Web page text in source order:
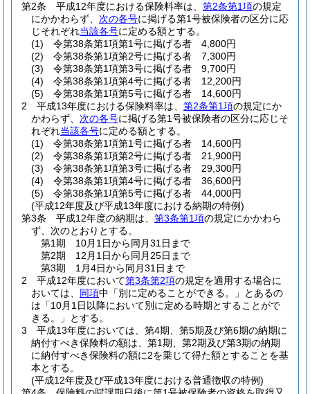
第2条
平成12年度における保険料率は、 第2条第1項の規定
にかかわらず、 次の各号に掲げる第1号被保険者の区分に応
じそれぞれ当該各号に定める額とする。
(1)
令第38条第1項第1号に掲げる者 4,800円
(2)
令第38条第1項第2号に掲げる者 7,300円
(3)
令第38条第1項第3号に掲げる者 9,700円
(4)
令第38条第1項第4号に掲げる者 12,200円
(5)
令第38条第1項第5号に掲げる者 14,600円
2
平成13年度における保険料率は、 第2条第1項の規定にか
かわらず、 次の各号に掲げる第1号被保険者の区分に応じそ
れぞれ当該各号に定める額とする。
(1)
令第38条第1項第1号に掲げる者 14,600円
(2)
令第38条第1項第2号に掲げる者 21,900円
(3)
令第38条第1項第3号に掲げる者 29,300円
(4)
令第38条第1項第4号に掲げる者 36,600円
(5)
令第38条第1項第5号に掲げる者 44,000円
(平成12年度及び平成13年度における納期の特例)
第3条
平成12年度の納期は、 第3条第1項の規定にかかわら
ず、次のとおりとする。
第1期 10月1日から同月31日まで
第2期 12月1日から同月25日まで
第3期 1月4日から同月31日まで
2
平成12年度において第3条第2項の規定を適用する場合に
おいては、 同項中「別に定めることができる。」とあるの
は「10月1日以降において別に定める時期とすることがで
きる。」とする。
3
平成13年度においては、第4期、第5期及び第6期の納期に
納付すべき保険料の額は、第1期、第2期及び第3期の納期
に納付すべき保険料の額に2を乗じて得た額とすることを基
本とする。
(平成12年度及び平成13年度における普通徴収の特例)